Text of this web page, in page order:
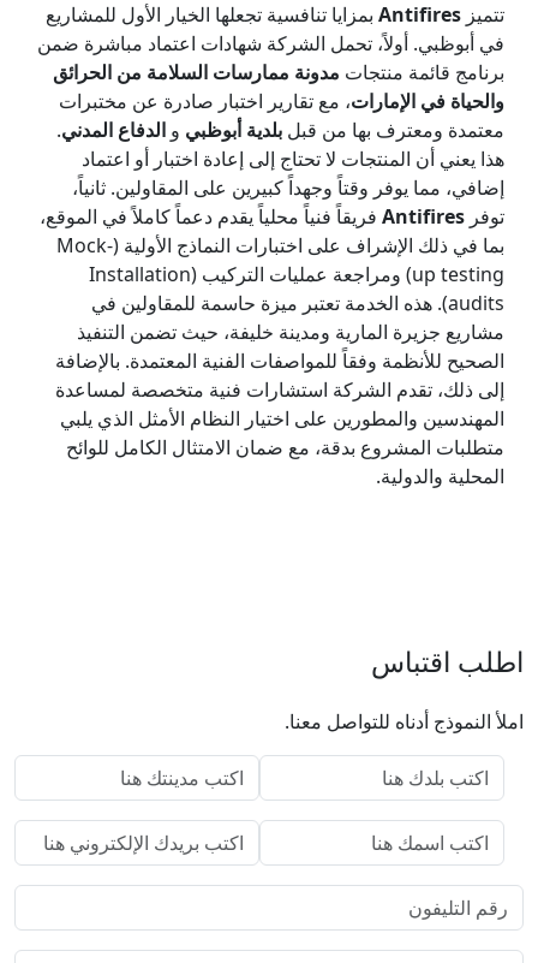
تتميز Antifires بمزايا تنافسية تجعلها الخيار الأول للمشاريع
في أبوظبي. أولاً، تحمل الشركة شهادات اعتماد مباشرة ضمن
برنامج قائمة منتجات مدونة ممارسات السلامة من الحرائق
والحياة في الإمارات، مع تقارير اختبار صادرة عن مختبرات
معتمدة ومعترف بها من قبل بلدية أبوظبي و الدفاع المدني.
هذا يعني أن المنتجات لا تحتاج إلى إعادة اختبار أو اعتماد
إضافي، مما يوفر وقتاً وجهداً كبيرين على المقاولين. ثانياً،
توفر Antifires فريقاً فنياً محلياً يقدم دعماً كاملاً في الموقع،
بما في ذلك الإشراف على اختبارات النماذج الأولية (Mock-
up testing) ومراجعة عمليات التركيب (Installation
audits). هذه الخدمة تعتبر ميزة حاسمة للمقاولين في
مشاريع جزيرة المارية ومدينة خليفة، حيث تضمن التنفيذ
الصحيح للأنظمة وفقاً للمواصفات الفنية المعتمدة. بالإضافة
إلى ذلك، تقدم الشركة استشارات فنية متخصصة لمساعدة
المهندسين والمطورين على اختيار النظام الأمثل الذي يلبي
متطلبات المشروع بدقة، مع ضمان الامتثال الكامل للوائح
المحلية والدولية.
اطلب اقتباس
املأ النموذج أدناه للتواصل معنا.